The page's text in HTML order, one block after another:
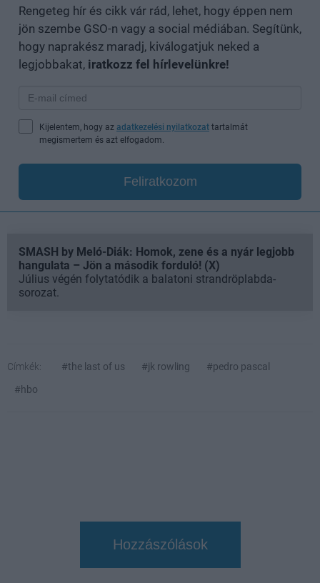
Rengeteg hír és cikk vár rád, lehet, hogy éppen nem
jön szembe GSO-n vagy a social médiában. Segítünk,
hogy naprakész maradj, kiválogatjuk neked a
legjobbakat, iratkozz fel hírlevelünkre!
Kijelentem, hogy az adatkezelési nyilatkozat tartalmát
megismertem és azt elfogadom.
Feliratkozom
SMASH by Meló-Diák: Homok, zene és a nyár legjobb
hangulata – Jön a második forduló! (X)
Július végén folytatódik a balatoni strandröplabda-
sorozat.
Címkék: #the last of us #jk rowling
#pedro pascal
#hbo
Hozzászólások